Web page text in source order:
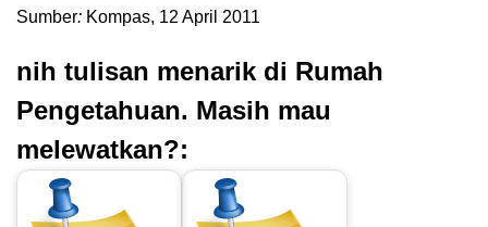
Sumber: Kompas, 12 April 2011
nih tulisan menarik di Rumah
Pengetahuan. Masih mau
melewatkan?: